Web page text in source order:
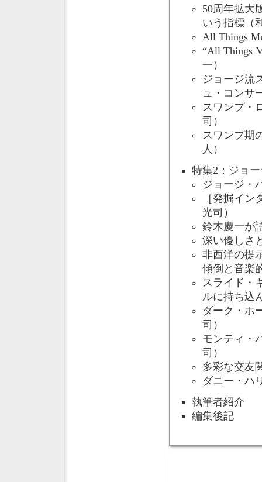
50周年拡大
いう指標（
All Things
“All Things
一）
ジョージ流
ュ・コンサ
スワンプ・
司）
スワンプ期
人）
特集2：ジョ
ジョージ・
［発掘イ
光司）
鈴木慶一が
深い優しさ
非西洋の提
傾倒と音楽
スライド・
ルに持ち込
ダーク・ホ
司）
モンティ・
司）
多彩な交友
ダニー・ハ
執筆者紹介
編集後記